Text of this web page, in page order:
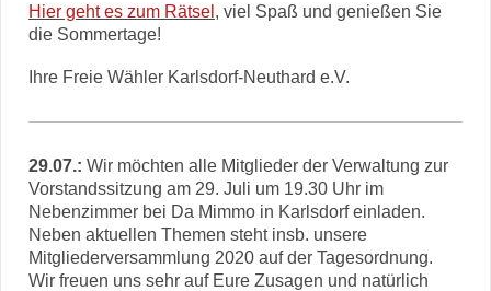
Hier geht es zum Rätsel , viel Spaß und genießen Sie
die Sommertage!
Ihre Freie Wähler Karlsdorf-Neuthard e.V.
29.07.: Wir möchten alle Mitglieder der Verwaltung zur
Vorstandssitzung am 29. Juli um 19.30 Uhr im
Nebenzimmer bei Da Mimmo in Karlsdorf einladen.
Neben aktuellen Themen steht insb. unsere
Mitgliederversammlung 2020 auf der Tagesordnung.
Wir freuen uns sehr auf Eure Zusagen und natürlich